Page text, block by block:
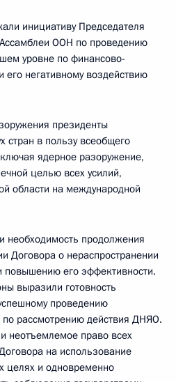
инициативу Председателя
ООН по проведению
уровне по финансово-
его негативному воздействию
президенты
стран в пользу всеобщего
ядерное разоружение,
целью всех усилий,
области на международной
необходимость продолжения
Договора о нераспространении
его эффективности.
выразили готовность
проведению
рассмотрению действия ДНЯО.
неотъемлемое право всех
на использование
целях и одновременно